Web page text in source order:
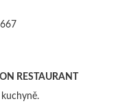
RESTAURANT